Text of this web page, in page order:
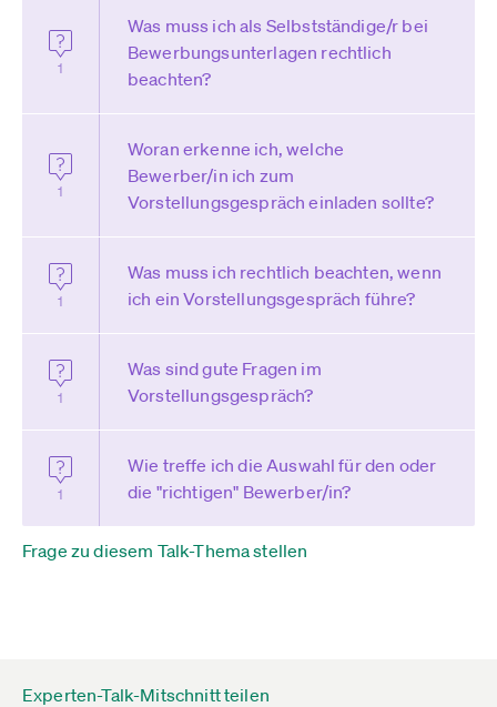
1
Was muss ich als Selbstständige/r bei
Bewerbungsunterlagen rechtlich
beachten?
1
Woran erkenne ich, welche
Bewerber/in ich zum
Vorstellungsgespräch einladen sollte?
1
Was muss ich rechtlich beachten, wenn
ich ein Vorstellungsgespräch führe?
1
Was sind gute Fragen im
Vorstellungsgespräch?
1
Wie treffe ich die Auswahl für den oder
die "richtigen" Bewerber/in?
Frage zu diesem Talk-Thema stellen
Experten-Talk-Mitschnitt teilen